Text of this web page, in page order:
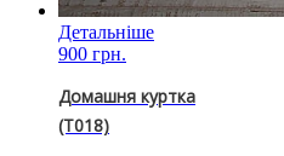
Детальніше
900 грн.
Домашня куртка
(T018)